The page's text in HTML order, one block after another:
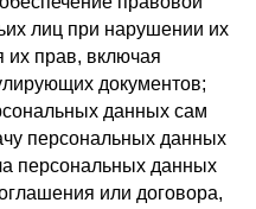
лиц при нарушении их
их прав, включая
документов;
данных сам
персональных данных
персональных данных
или договора,